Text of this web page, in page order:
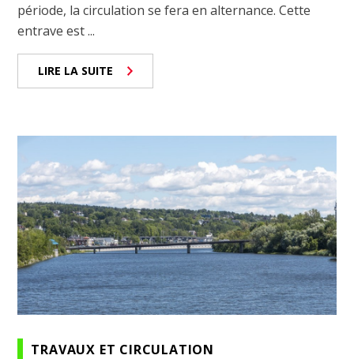
période, la circulation se fera en alternance. Cette
entrave est ...
LIRE LA SUITE
TRAVAUX ET CIRCULATION